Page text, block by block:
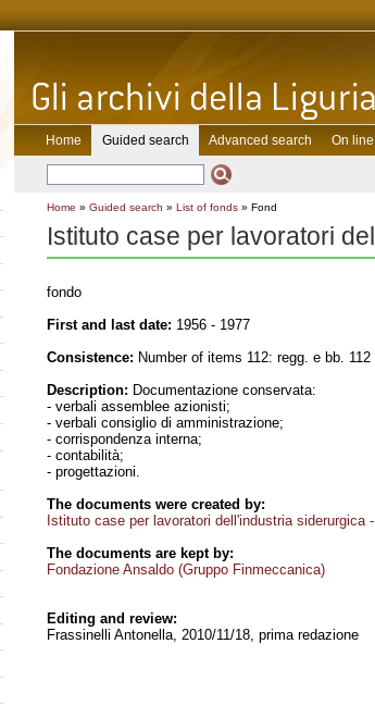
Home Guided search Advanced search On
Home » Guided search » List of fonds » Fond
Istituto case per lavoratori
fondo
First and last date: 1956 - 1977
Consistence: Number of items 112: regg. e bb. 112
Description: Documentazione conservata:
- verbali assemblee azionisti;
- verbali consiglio di amministrazione;
- corrispondenza interna;
- contabilità;
- progettazioni.
The documents were created by:
Istituto case per lavoratori dell'industria siderurgica
The documents are kept by:
Fondazione Ansaldo (Gruppo Finmeccanica)
Editing and review:
Frassinelli Antonella, 2010/11/18, prima redazione